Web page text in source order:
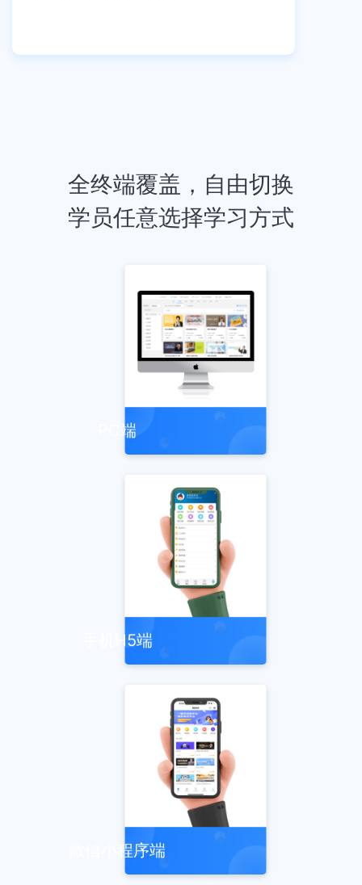
全终端覆盖，自由切换
学员任意选择学习方式
PC端
手机H5端
微信小程序端